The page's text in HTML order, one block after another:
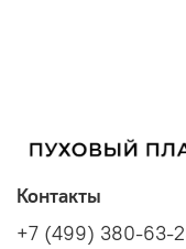
Контакты
+7 (499) 380-63-